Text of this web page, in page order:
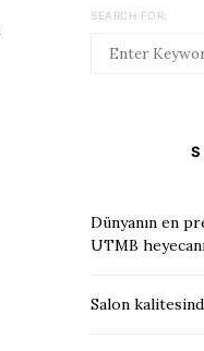
SEARCH FOR:
Dünyanın en
UTMB
Salon